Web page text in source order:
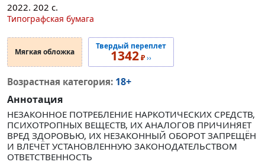
2022. 202 с.
Типографская бумага
Мягкая обложка
Твердый переплет
1342₽››
Возрастная категория: 18+
Аннотация
НЕЗАКОННОЕ ПОТРЕБЛЕНИЕ НАРКОТИЧЕСКИХ СРЕДСТВ,
ПСИХОТРОПНЫХ ВЕЩЕСТВ, ИХ АНАЛОГОВ ПРИЧИНЯЕТ
ВРЕД ЗДОРОВЬЮ, ИХ НЕЗАКОННЫЙ ОБОРОТ ЗАПРЕЩЁН
И ВЛЕЧЁТ УСТАНОВЛЕННУЮ ЗАКОНОДАТЕЛЬСТВОМ
ОТВЕТСТВЕННОСТЬ